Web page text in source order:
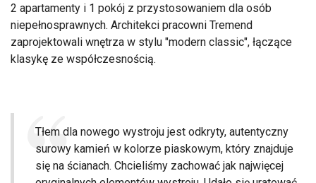
2 apartamenty i 1 pokój z przystosowaniem dla osób
niepełnosprawnych. Architekci pracowni Tremend
zaprojektowali wnętrza w stylu "modern classic", łączące
klasykę ze współczesnością.
Tłem dla nowego wystroju jest odkryty, autentyczny
surowy kamień w kolorze piaskowym, który znajduje
się na ścianach. Chcieliśmy zachować jak najwięcej